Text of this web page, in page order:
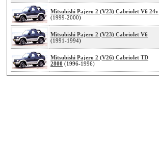
Mitsubishi Pajero 2 (V23) Cabriolet V6 24v
(1999-2000)
Mitsubishi Pajero 2 (V23) Cabriolet V6
(1991-1994)
Mitsubishi Pajero 2 (V26) Cabriolet TD
2800 (1996-1996)